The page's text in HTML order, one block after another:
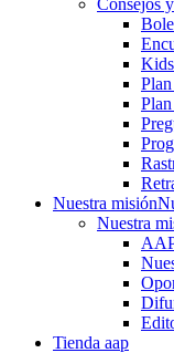
Consejos
Nuestra misión
Nuestra
Tienda aap